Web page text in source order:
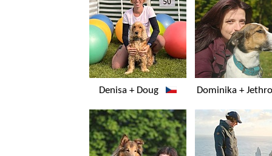
Denisa + Doug Dominika +